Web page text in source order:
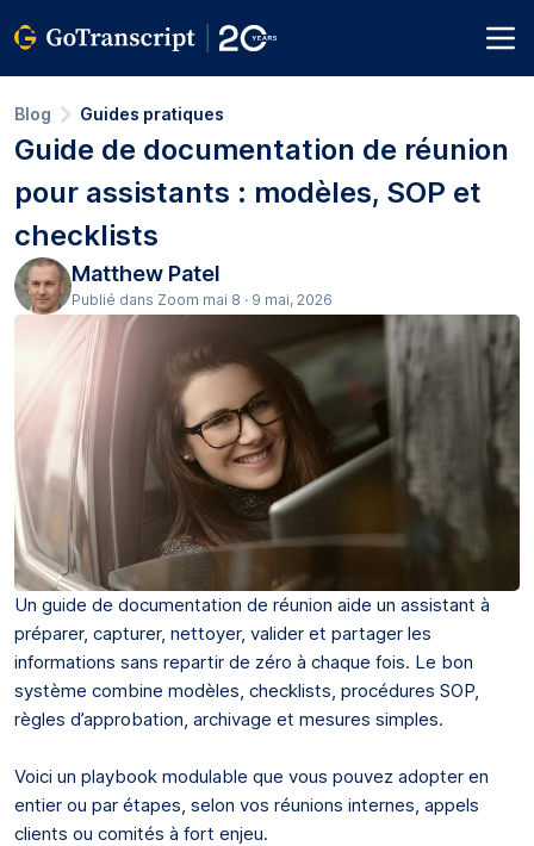
Blog Guides pratiques
Guide de documentation de réunion
pour assistants : modèles, SOP et
checklists
Matthew Patel
Publié dans Zoom mai 8 · 9 mai, 2026
Un guide de documentation de réunion aide un assistant à
préparer, capturer, nettoyer, valider et partager les
informations sans repartir de zéro à chaque fois. Le bon
système combine modèles, checklists, procédures SOP,
règles d’approbation, archivage et mesures simples.
Voici un playbook modulable que vous pouvez adopter en
entier ou par étapes, selon vos réunions internes, appels
clients ou comités à fort enjeu.